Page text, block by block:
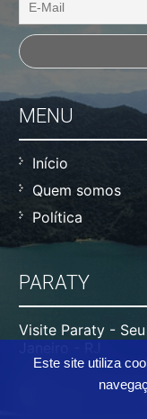
Este site utiliza
MENU
Início
Quem somos
Política
PARATY
Visite Paraty -